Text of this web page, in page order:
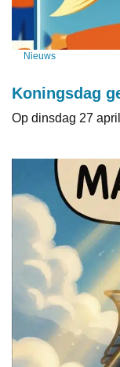
Nieuws
Koningsdag
Op dinsdag 27